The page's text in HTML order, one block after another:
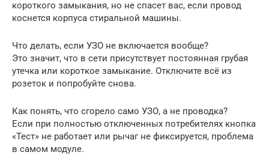
короткого замыкания, но не спасет вас, если провод
коснется корпуса стиральной машины.
Что делать, если УЗО не включается вообще?
Это значит, что в сети присутствует постоянная грубая
утечка или короткое замыкание. Отключите всё из
розеток и попробуйте снова.
Как понять, что сгорело само УЗО, а не проводка?
Если при полностью отключенных потребителях кнопка
«Тест» не работает или рычаг не фиксируется, проблема
в самом модуле.